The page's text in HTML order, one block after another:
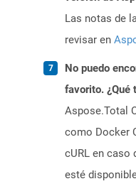
Las notas de
revisar en
No puedo
favorito. ¿Qué
Aspose.Total
como Docker
cURL en caso
esté